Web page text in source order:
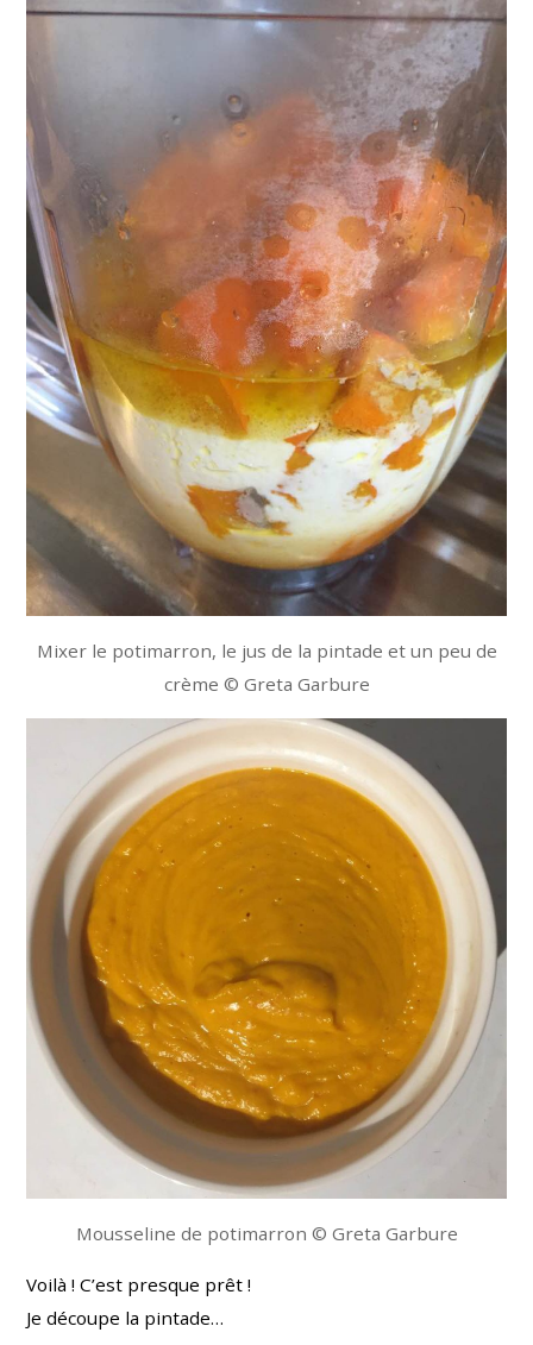
Mixer le potimarron, le jus de la pintade et un peu de
crème © Greta Garbure
Mousseline de potimarron © Greta Garbure
Voilà ! C’est presque prêt !
Je découpe la pintade…